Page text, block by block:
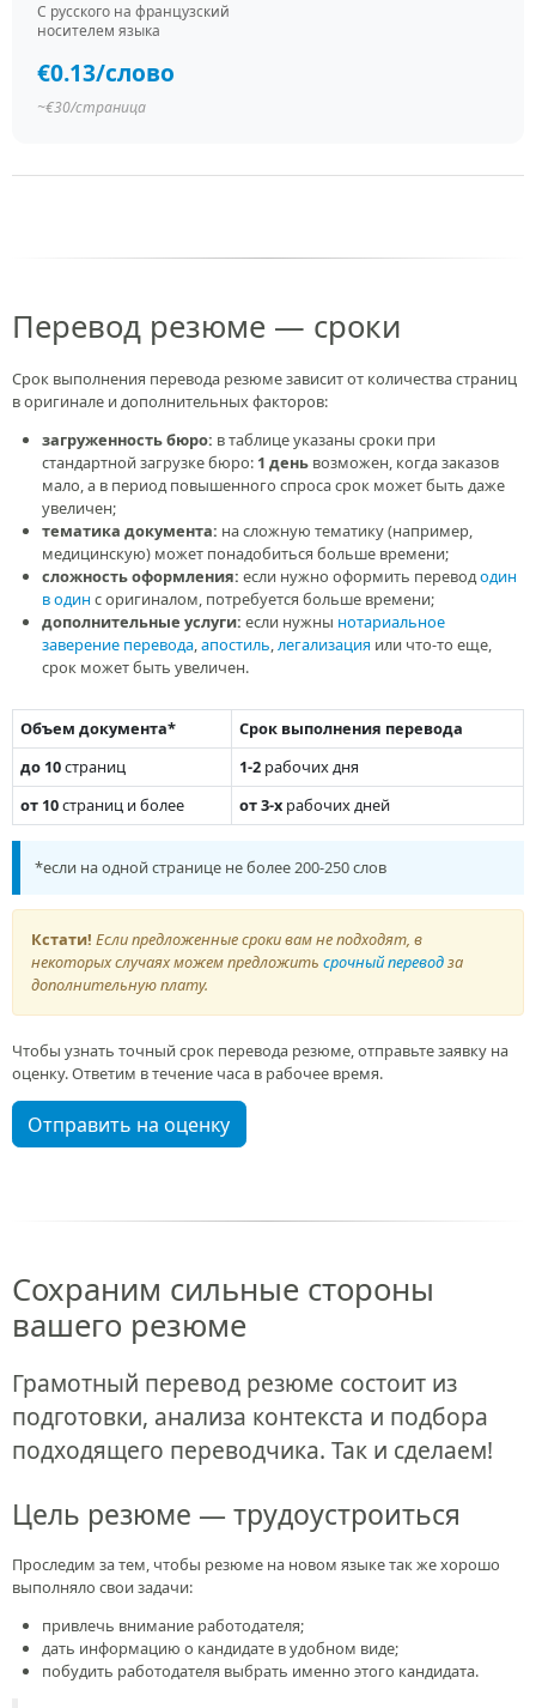
С русского на французский
носителем языка
€0.13/слово
~€30/страница
Перевод резюме — сроки
Срок выполнения перевода резюме зависит от количества страниц
в оригинале и дополнительных факторов:
загруженность бюро: в таблице указаны сроки при
стандартной загрузке бюро: 1 день возможен, когда заказов
мало, а в период повышенного спроса срок может быть даже
увеличен;
тематика документа: на сложную тематику (например,
медицинскую) может понадобиться больше времени;
сложность оформления: если нужно оформить перевододин
в один с оригиналом, потребуется больше времени;
дополнительные услуги: если нужны нотариальное
заверение перевода ,апостиль легализация или что-то еще,
срок может быть увеличен.
Объем документа*
Срок выполнения перевода
до 10страниц 1-2рабочих дня
от 10страниц и более от 3-храбочих дней
*если на одной странице не более 200-250 слов
Кстати! Если предложенные сроки вам не подходят, в
некоторых случаях можем предложить срочный переводза
дополнительную плату.
Чтобы узнать точный срок перевода резюме, отправьте заявку на
оценку. Ответим в течение часа в рабочее время.
Отправить на оценку
Сохраним сильные стороны
вашего резюме
Грамотный перевод резюме состоит из
подготовки, анализа контекста и подбора
подходящего переводчика. Так и сделаем!
Цель резюме — трудоустроиться
Проследим за тем, чтобы резюме на новом языке так же хорошо
выполняло свои задачи:
привлечь внимание работодателя;
дать информацию о кандидате в удобном виде;
побудить работодателя выбрать именно этого кандидата.